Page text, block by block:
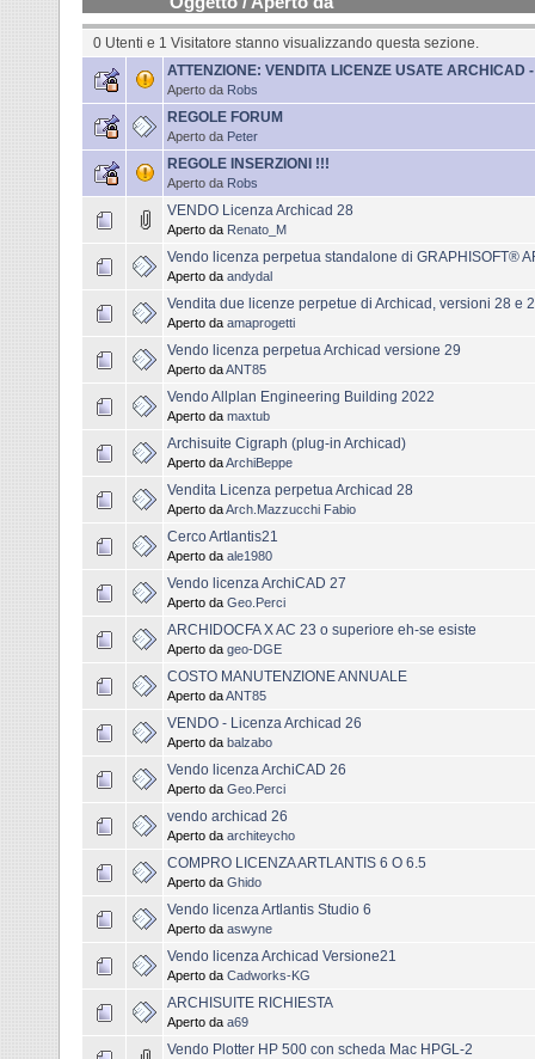
0 Utenti e 1 Visitatore stanno visualizzando questa sezione.
ATTENZIONE: VENDITA LICENZE USATE ARCHICAD
Aperto da Robs
REGOLE FORUM
Aperto da Peter
REGOLE INSERZIONI !!!
Aperto da Robs
VENDO Licenza Archicad 28
Aperto da Renato_M
Vendo licenza perpetua standalone di GRAPHISOFT®
Aperto da andydal
Vendita due licenze perpetue di Archicad, versioni 28 e
Aperto da amaprogetti
Vendo licenza perpetua Archicad versione 29
Aperto daANT85
Vendo Allplan Engineering Building 2022
Aperto da maxtub
Archisuite Cigraph (plug-in Archicad)
Aperto daArchiBeppe
Vendita Licenza perpetua Archicad 28
Aperto daArch.Mazzucchi Fabio
Cerco Artlantis21
Aperto da ale1980
Vendo licenza ArchiCAD 27
Aperto da Geo.Perci
ARCHIDOCFA X AC 23 o superiore eh-se esiste
Aperto da geo-DGE
COSTO MANUTENZIONE ANNUALE
Aperto daANT85
VENDO - Licenza Archicad 26
Aperto da balzabo
Vendo licenza ArchiCAD 26
Aperto da Geo.Perci
vendo archicad 26
Aperto da architeycho
COMPRO LICENZA ARTLANTIS 6 O 6.5
Aperto da Ghido
Vendo licenza Artlantis Studio 6
Aperto da aswyne
Vendo licenza Archicad Versione21
Aperto da Cadworks-KG
ARCHISUITE RICHIESTA
Aperto da a69
Vendo Plotter HP 500 con scheda Mac HPGL-2